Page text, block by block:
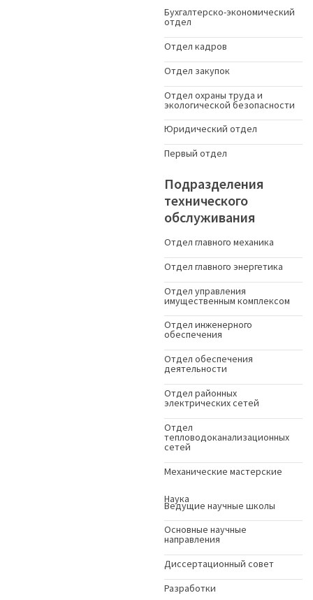
Бухгалтерско-экономический
отдел
Отдел кадров
Отдел закупок
Отдел охраны труда и
экологической безопасности
Юридический отдел
Первый отдел
Подразделения
технического
обслуживания
Отдел главного механика
Отдел главного энергетика
Отдел управления
имущественным комплексом
Отдел инженерного
обеспечения
Отдел обеспечения
деятельности
Отдел районных
электрических сетей
Отдел
тепловодоканализационных
сетей
Механические мастерские
Наука
Ведущие научные школы
Основные научные
направления
Диссертационный совет
Разработки